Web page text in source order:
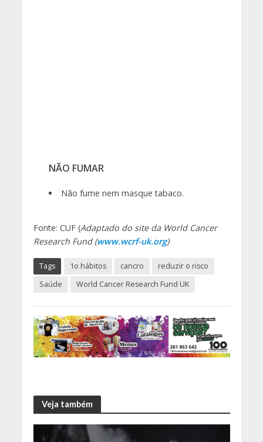
NÃO FUMAR
Não fume nem masque tabaco.
Fonte: CUF (Adaptado do site da World Cancer
Research Fund (www.wcrf-uk.org)
Tags 1o hábitos cancro
reduzir o risco
Saúde
World Cancer Research Fund UK
Veja também